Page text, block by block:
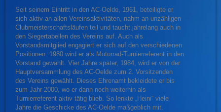
Seit seinem Eintritt in den AC-Oelde, 1961, beteiligte er
sich aktiv an allen Vereinsaktivitäten, nahm an unzähligen
Clubmeisterschaftsläufen teil und taucht jahrelang auch in
den Siegertabellen des Vereins auf. Auch als
Vorstandsmitglied engagiert er sich auf den verschiedenen
Positionen. 1980 wird er als Motorrad-Turnierreferent in den
Vorstand gewählt. Vier Jahre später, 1984, wird er von der
Hauptversammlung des AC-Oelde zum 2. Vorsitzenden
des Vereins gewählt. Dieses Ehrenamt bekleidete er bis
zum Jahr 2000, wo er dann noch weiterhin als
Turnierreferent aktiv tätig blieb. So lenkte „Heini“ viele
Jahre die Geschicke des AC-Oelde maßgeblich mit.